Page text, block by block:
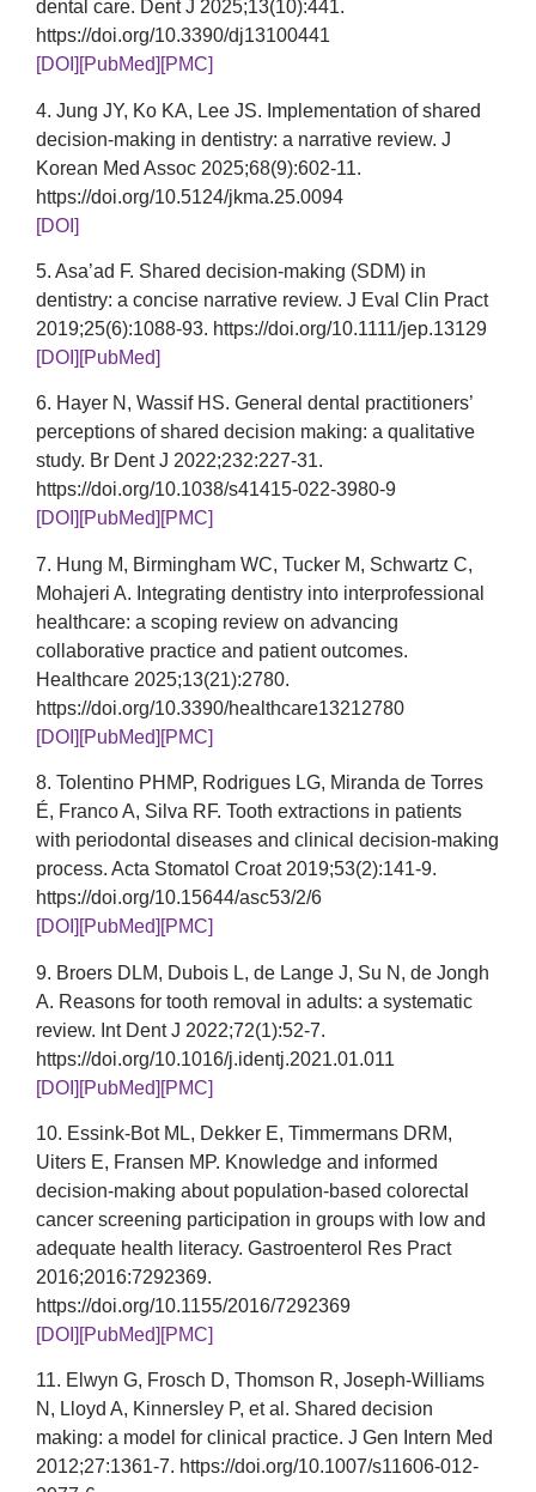
dental care. Dent J 2025;13(10):441.
https://doi.org/10.3390/dj13100441
[DOI] [PubMed] [PMC]
4. Jung JY, Ko KA, Lee JS. Implementation of shared
decision-making in dentistry: a narrative review. J
Korean Med Assoc 2025;68(9):602-11.
https://doi.org/10.5124/jkma.25.0094
[DOI]
5. Asa’ad F. Shared decision-making (SDM) in
dentistry: a concise narrative review. J Eval Clin Pract
2019;25(6):1088-93. https://doi.org/10.1111/jep.13129
[DOI] [PubMed]
6. Hayer N, Wassif HS. General dental practitioners’
perceptions of shared decision making: a qualitative
study. Br Dent J 2022;232:227-31.
https://doi.org/10.1038/s41415-022-3980-9
[DOI]
[PubMed] [PMC]
7. Hung M, Birmingham WC, Tucker M, Schwartz C,
Mohajeri A. Integrating dentistry into interprofessional
healthcare: a scoping review on advancing
collaborative practice and patient outcomes.
Healthcare 2025;13(21):2780.
https://doi.org/10.3390/healthcare13212780
[DOI] [PubMed] [PMC]
8. Tolentino PHMP, Rodrigues LG, Miranda de Torres
É, Franco A, Silva RF. Tooth extractions in patients
with periodontal diseases and clinical decision-making
process. Acta Stomatol Croat 2019;53(2):141-9.
https://doi.org/10.15644/asc53/2/6
[DOI] [PubMed] [PMC]
9. Broers DLM, Dubois L, de Lange J, Su N, de Jongh
A. Reasons for tooth removal in adults: a systematic
review. Int Dent J 2022;72(1):52-7.
https://doi.org/10.1016/j.identj.2021.01.011
[DOI] [PubMed] [PMC]
10. Essink-Bot ML, Dekker E, Timmermans DRM,
Uiters E, Fransen MP. Knowledge and informed
decision-making about population-based colorectal
cancer screening participation in groups with low and
adequate health literacy. Gastroenterol Res Pract
2016;2016:7292369.
https://doi.org/10.1155/2016/7292369
[DOI] [PubMed] [PMC]
11. Elwyn G, Frosch D, Thomson R, Joseph-Williams
N, Lloyd A, Kinnersley P, et al. Shared decision
making: a model for clinical practice. J Gen Intern Med
2012;27:1361-7. https://doi.org/10.1007/s11606-012-